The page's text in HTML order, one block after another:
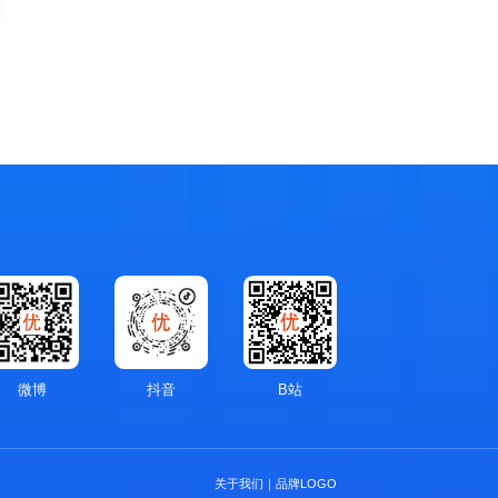
B站
抖音
微博
关于我们 ｜品牌LOGO